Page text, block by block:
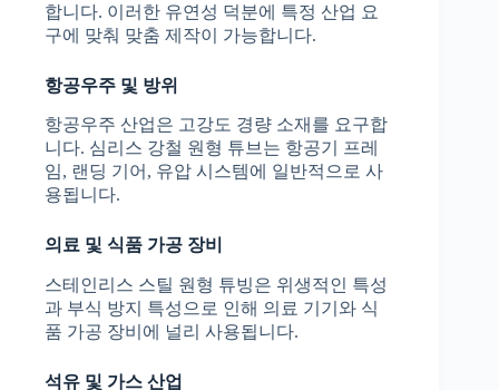
합니다. 이러한 유연성 덕분에 특정 산업 요
구에 맞춰 맞춤 제작이 가능합니다.
항공우주 및 방위
항공우주 산업은 고강도 경량 소재를 요구합
니다. 심리스 강철 원형 튜브는 항공기 프레
임, 랜딩 기어, 유압 시스템에 일반적으로 사
용됩니다.
의료 및 식품 가공 장비
스테인리스 스틸 원형 튜빙은 위생적인 특성
과 부식 방지 특성으로 인해 의료 기기와 식
품 가공 장비에 널리 사용됩니다.
석유 및 가스 산업